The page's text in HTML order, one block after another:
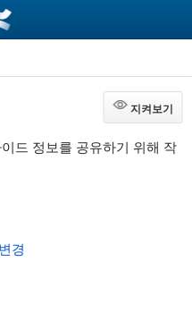
지켜보기
지켜보기
드 정보를 공유하기 위해 작
경